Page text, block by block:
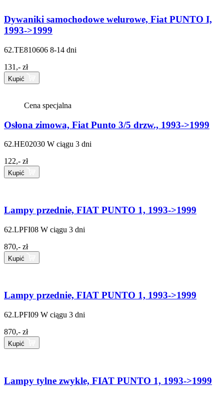
Dywaniki samochodowe welurowe, Fiat PUNTO I,
1993->1999
62.TE810606 8-14 dni
131,- zł
Kupić
Cena specjalna
Osłona zimowa, Fiat Punto 3/5 drzw., 1993->1999
62.HE02030 W ciągu 3 dni
122,- zł
Kupić
Lampy przednie, FIAT PUNTO 1, 1993->1999
62.LPFI08 W ciągu 3 dni
870,- zł
Kupić
Lampy przednie, FIAT PUNTO 1, 1993->1999
62.LPFI09 W ciągu 3 dni
870,- zł
Kupić
Lampy tylne zwykle, FIAT PUNTO 1, 1993->1999